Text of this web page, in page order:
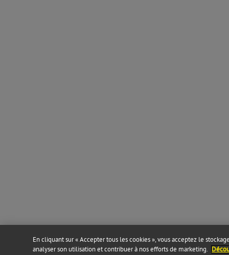
En cliquant sur « Accepter tous les cookies », vous acceptez le
analyser son utilisation et contribuer à nos efforts de marketing.